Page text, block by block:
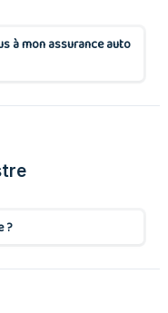
à mon assurance auto
?